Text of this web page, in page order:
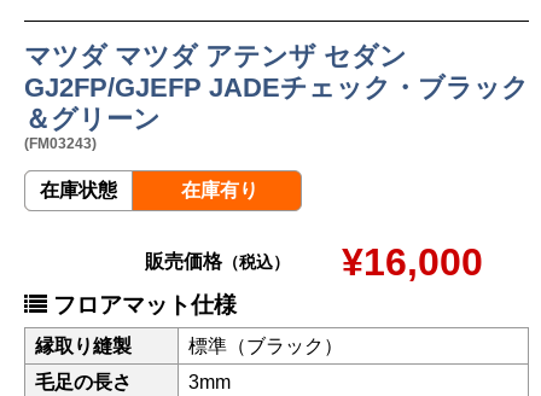
マツダ マツダ アテンザ セダン
GJ2FP/GJEFP JADEチェック・ブラック
＆グリーン
(FM03243)
在庫状態 在庫有り
販売価格（税込） ¥16,000
フロアマット仕様
縁取り縫製
標準（ブラック）
毛足の長さ
3mm